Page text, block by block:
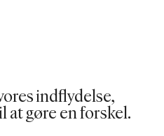
indflydelse,
at gøre en forskel.